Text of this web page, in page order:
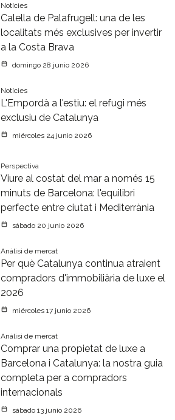
Notícies
Calella de Palafrugell: una de les
localitats més exclusives per invertir
a la Costa Brava
domingo 28 junio 2026
Notícies
L'Empordà a l'estiu: el refugi més
exclusiu de Catalunya
miércoles 24 junio 2026
Perspectiva
Viure al costat del mar a només 15
minuts de Barcelona: l'equilibri
perfecte entre ciutat i Mediterrània
sábado 20 junio 2026
Anàlisi de mercat
Per què Catalunya continua atraient
compradors d'immobiliària de luxe el
2026
miércoles 17 junio 2026
Anàlisi de mercat
Comprar una propietat de luxe a
Barcelona i Catalunya: la nostra guia
completa per a compradors
internacionals
sábado 13 junio 2026